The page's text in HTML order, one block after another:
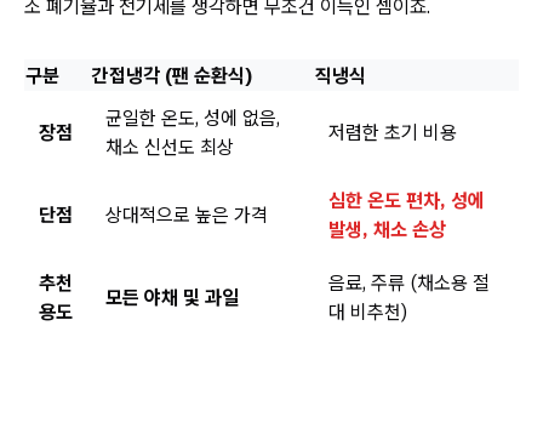
소 폐기율과 전기세를 생각하면 무조건 이득인 셈이죠.
구분 간접냉각 (팬 순환식) 직냉식
장점
균일한 온도, 성에 없음,
채소 신선도 최상
저렴한 초기 비용
단점 상대적으로 높은 가격
심한 온도 편차, 성에
발생, 채소 손상
추천
용도
모든 야채 및 과일
음료, 주류 (채소용 절
대 비추천)